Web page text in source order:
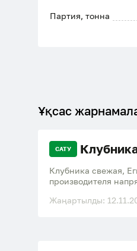
Партия, тонна
Ұқсас
САТУ
Клубника свежая,
производителя
отправкой фото/
Жаңартылды: